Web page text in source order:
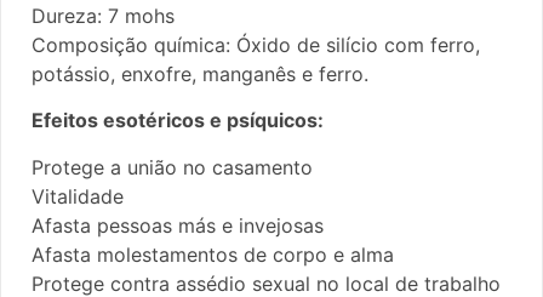
Dureza: 7 mohs
Composição química: Óxido de silício com ferro,
potássio, enxofre, manganês e ferro.
Efeitos esotéricos e psíquicos:
Protege a união no casamento
Vitalidade
Afasta pessoas más e invejosas
Afasta molestamentos de corpo e alma
Protege contra assédio sexual no local de trabalho